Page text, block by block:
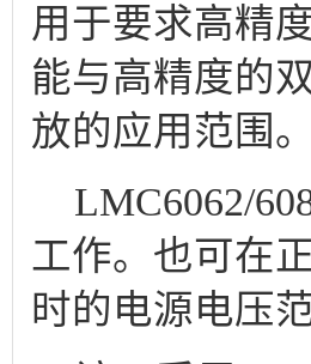
用于要求高精
能与高精度的
放的应用范围。
LMC6062/
工作。也可在
时的电源电压